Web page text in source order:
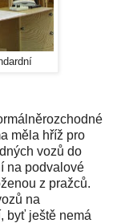
měla hříž pro
vozů do
na podvalové
z pražců.
na
byť ještě nemá